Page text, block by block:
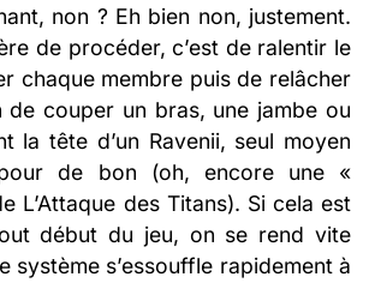
non ? Eh bien non, justement.
de procéder, c’est de ralentir le
chaque membre puis de relâcher
de couper un bras, une jambe ou
la tête d’un Ravenii, seul moyen
de bon (oh, encore une «
L’Attaque des Titans). Si cela est
début du jeu, on se rend vite
système s’essouffle rapidement à